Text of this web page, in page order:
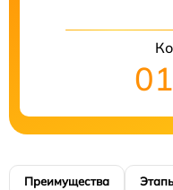
Преимущества